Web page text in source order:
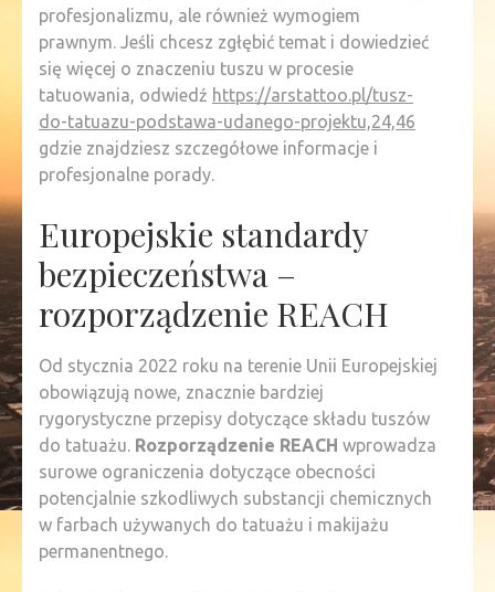
profesjonalizmu, ale również wymogiem
prawnym. Jeśli chcesz zgłębić temat i dowiedzieć
się więcej o znaczeniu tuszu w procesie
tatuowania, odwiedź https://arstattoo.pl/tusz-
do-tatuazu-podstawa-udanego-projektu,24,46
gdzie znajdziesz szczegółowe informacje i
profesjonalne porady.
Europejskie standardy
bezpieczeństwa –
rozporządzenie REACH
Od stycznia 2022 roku na terenie Unii Europejskiej
obowiązują nowe, znacznie bardziej
rygorystyczne przepisy dotyczące składu tuszów
do tatuażu. Rozporządzenie REACH wprowadza
surowe ograniczenia dotyczące obecności
potencjalnie szkodliwych substancji chemicznych
w farbach używanych do tatuażu i makijażu
permanentnego.